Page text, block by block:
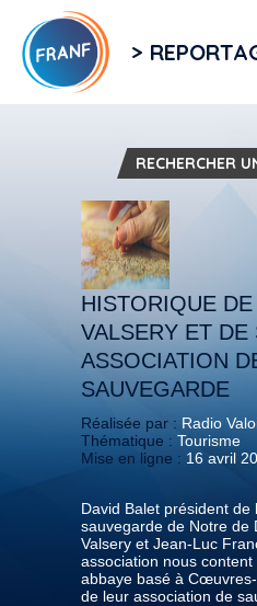
>
RECHERCHER
HISTORIQUE DE
VALSERY ET DE
ASSOCIATION
SAUVEGARDE
Réalisée par : Radio
Thématique : Tourisme
Mise en ligne : 16 avril
David Balet président de
sauvegarde de Notre de
Valsery et Jean-Luc
association nous content
abbaye basé à
de leur association de